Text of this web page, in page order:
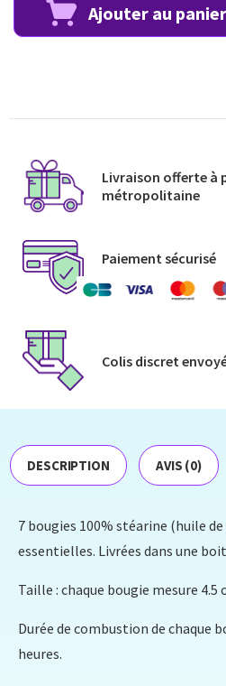
Ajouter au panier
Livraison offerte à
métropolitaine​
Paiement sécurisé
Colis discret
DESCRIPTION AVIS (0)
7 bougies 100% stéarine (huile
essentielles. Livrées dans une
Taille : chaque bougie mesure 4.5
Durée de combustion de chaque
heures.